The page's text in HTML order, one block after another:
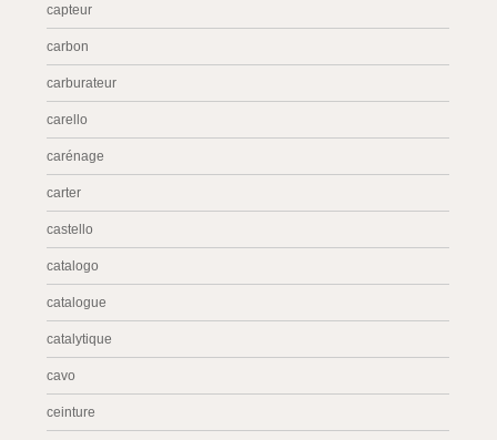
capteur
carbon
carburateur
carello
carénage
carter
castello
catalogo
catalogue
catalytique
cavo
ceinture